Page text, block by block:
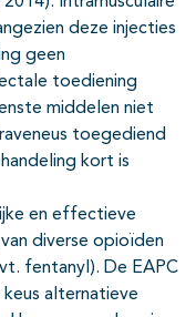
deze injecties
geen
toediening
middelen niet
toegediend
kort is
en effectieve
diverse opioïden
fentanyl). De EAPC
alternatieve